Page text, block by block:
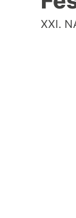
XXI.